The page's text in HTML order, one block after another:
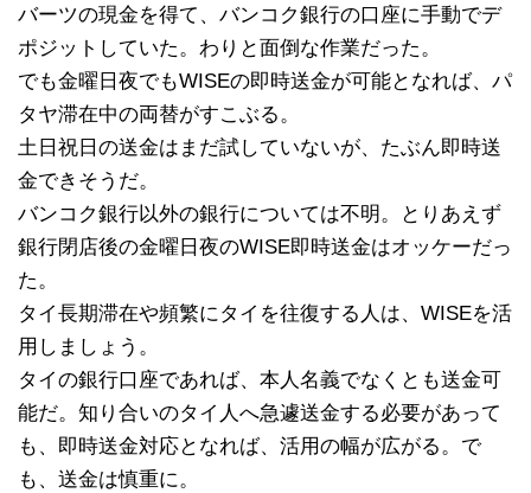
バーツの現金を得て、バンコク銀行の口座に手動でデ
ポジットしていた。わりと面倒な作業だった。
でも金曜日夜でもWISEの即時送金が可能となれば、パ
タヤ滞在中の両替がすこぶる。
土日祝日の送金はまだ試していないが、たぶん即時送
金できそうだ。
バンコク銀行以外の銀行については不明。とりあえず
銀行閉店後の金曜日夜のWISE即時送金はオッケーだっ
た。
タイ長期滞在や頻繁にタイを往復する人は、WISEを活
用しましょう。
タイの銀行口座であれば、本人名義でなくとも送金可
能だ。知り合いのタイ人へ急遽送金する必要があって
も、即時送金対応となれば、活用の幅が広がる。で
も、送金は慎重に。